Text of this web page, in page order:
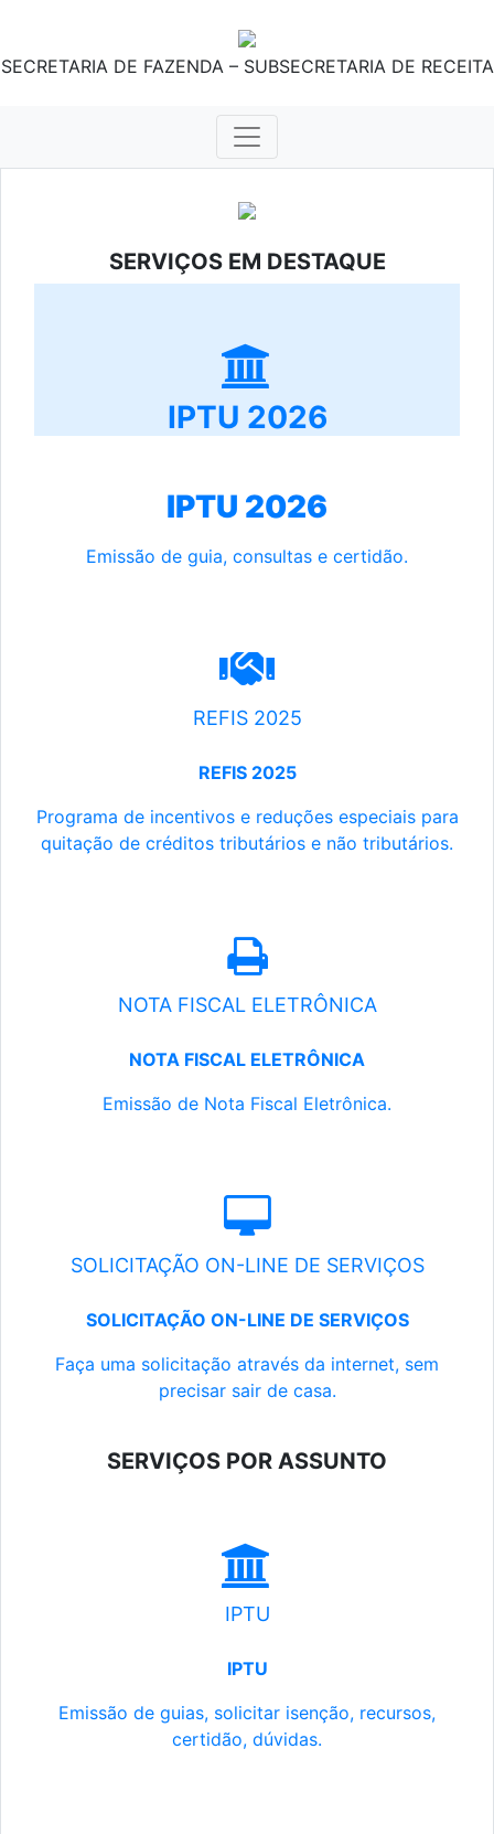
SECRETARIA DE FAZENDA – SUBSECRETARIA DE RECEITA
SERVIÇOS EM DESTAQUE
IPTU 2026
IPTU 2026
Emissão de guia, consultas e certidão.
REFIS 2025
REFIS 2025
Programa de incentivos e reduções especiais para
quitação de créditos tributários e não tributários.
NOTA FISCAL ELETRÔNICA
NOTA FISCAL ELETRÔNICA
Emissão de Nota Fiscal Eletrônica.
SOLICITAÇÃO ON-LINE DE SERVIÇOS
SOLICITAÇÃO ON-LINE DE SERVIÇOS
Faça uma solicitação através da internet, sem
precisar sair de casa.
SERVIÇOS POR ASSUNTO
IPTU
IPTU
Emissão de guias, solicitar isenção, recursos,
certidão, dúvidas.